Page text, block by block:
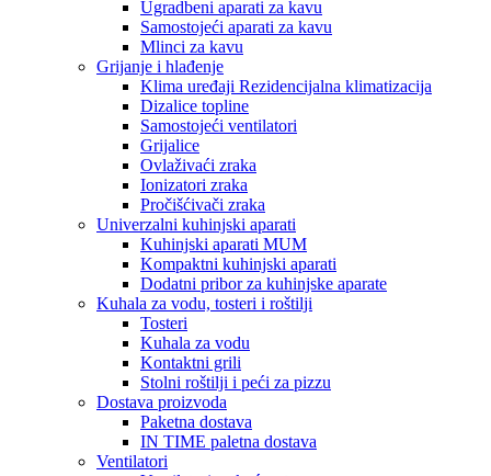
Ugradbeni aparati za kavu
Samostojeći aparati za kavu
Mlinci za kavu
Grijanje i hlađenje
Klima uređaji Rezidencijalna klimatizacija
Dizalice topline
Samostojeći ventilatori
Grijalice
Ovlaživaći zraka
Ionizatori zraka
Pročišćivači zraka
Univerzalni kuhinjski aparati
Kuhinjski aparati MUM
Kompaktni kuhinjski aparati
Dodatni pribor za kuhinjske aparate
Kuhala za vodu, tosteri i roštilji
Tosteri
Kuhala za vodu
Kontaktni grili
Stolni roštilji i peći za pizzu
Dostava proizvoda
Paketna dostava
IN TIME paletna dostava
Ventilatori